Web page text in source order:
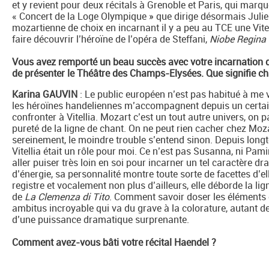
et y revient pour deux récitals à Grenoble et Paris, qui
« Concert de la Loge Olympique » que dirige désormais
mozartienne de choix en incarnant il y a peu au TCE une
faire découvrir l’héroïne de l’opéra de Steffani, Niobe
Vous avez remporté un beau succès avec votre incarnation
de présenter le Théâtre des Champs-Elysées. Que signifie
Karina GAUVIN : Le public européen n’est pas habitué à
les héroïnes handeliennes m’accompagnent depuis un
confronter à Vitellia. Mozart c’est un tout autre univers, on
pureté de la ligne de chant. On ne peut rien cacher chez
sereinement, le moindre trouble s’entend sinon. Depuis
Vitellia était un rôle pour moi. Ce n’est pas Susanna, ni
aller puiser très loin en soi pour incarner un tel caractère
d’énergie, sa personnalité montre toute sorte de facettes
registre et vocalement non plus d’ailleurs, elle déborde la
de La Clemenza di Tito. Comment savoir doser les
ambitus incroyable qui va du grave à la colorature, autant
d’une puissance dramatique surprenante.
Comment avez-vous bâti votre récital Haendel ?